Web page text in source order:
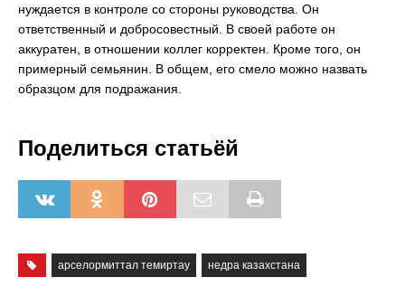
нуждается в контроле со стороны руководства. Он
ответственный и добросовестный. В своей работе он
аккуратен, в отношении коллег корректен. Кроме того, он
примерный семьянин. В общем, его смело можно назвать
образцом для подражания.
Поделиться статьёй
арселормиттал темиртау недра казахстана